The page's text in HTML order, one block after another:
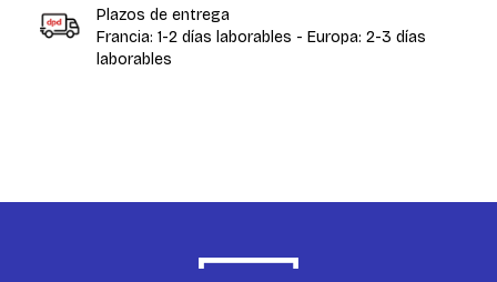
Plazos de entrega
Francia: 1-2 días laborables - Europa: 2-3 días
laborables